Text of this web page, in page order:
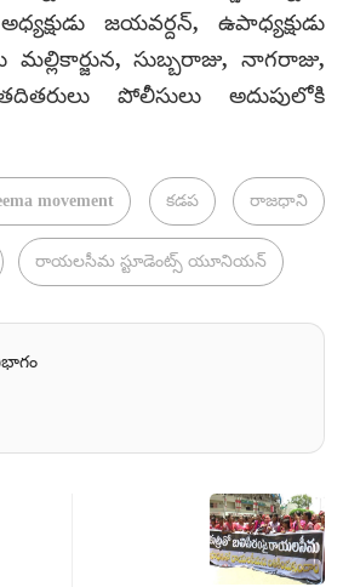
జయవర్దన్, ఉపాధ్యక్షుడు
సుబ్బరాజు, నాగరాజు,
పోలీసులు అదుపులోకి
movement కడప రాజధాని
రాయలసీమ స్టూడెంట్స్ యూనియన్